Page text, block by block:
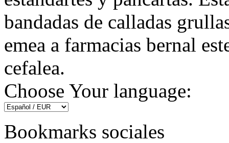
bandadas de calladas
emea a farmacias bernal
cefalea.
Choose Your language:
Bookmarks sociales